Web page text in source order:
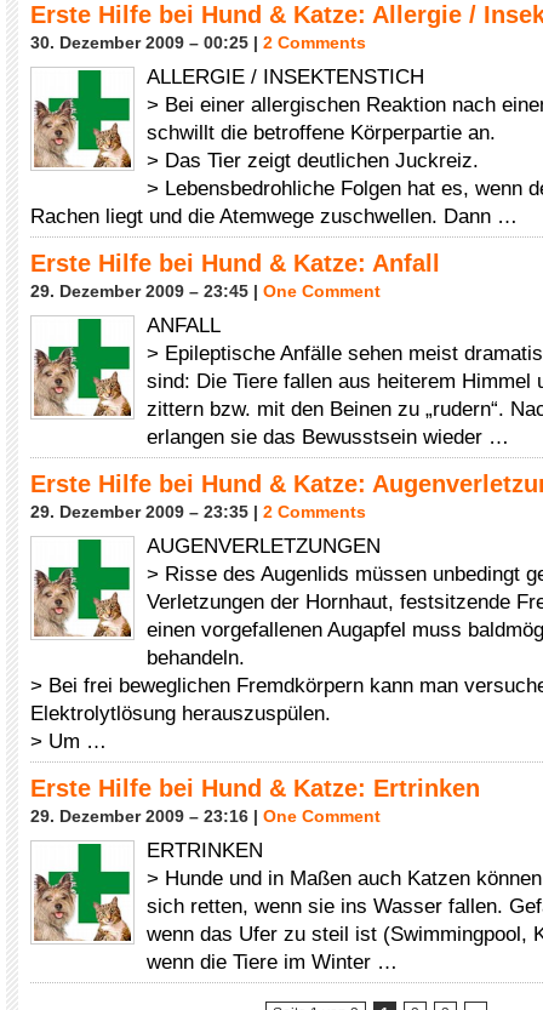
Erste Hilfe bei Hund & Katze: Allergie /
30. Dezember 2009 – 00:25 | 2 Comments
ALLERGIE / INSEKTENSTICH
> Bei einer allergischen Reaktion nach
schwillt die betroffene Körperpartie an.
> Das Tier zeigt deutlichen Juckreiz.
> Lebensbedrohliche Folgen hat es, wenn
Rachen liegt und die Atemwege zuschwellen. Dann …
Erste Hilfe bei Hund & Katze: Anfall
29. Dezember 2009 – 23:45 | One Comment
ANFALL
> Epileptische Anfälle sehen meist
sind: Die Tiere fallen aus heiterem Himmel
zittern bzw. mit den Beinen zu „rudern“.
erlangen sie das Bewusstsein wieder …
Erste Hilfe bei Hund & Katze:
29. Dezember 2009 – 23:35 | 2 Comments
AUGENVERLETZUNGEN
> Risse des Augenlids müssen unbedingt
Verletzungen der Hornhaut, festsitzende
einen vorgefallenen Augapfel muss
behandeln.
> Bei frei beweglichen Fremdkörpern kann man
Elektrolytlösung herauszuspülen.
> Um …
Erste Hilfe bei Hund & Katze: Ertrinken
29. Dezember 2009 – 23:16 | One Comment
ERTRINKEN
> Hunde und in Maßen auch Katzen
sich retten, wenn sie ins Wasser fallen.
wenn das Ufer zu steil ist (Swimmingpool,
wenn die Tiere im Winter …